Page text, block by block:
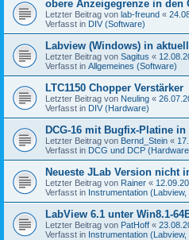
obere Anzeigegrenze in den
Letzter Beitrag von lab-freund «
Verfasst in DIV (Software)
Labview (Windows) in
Letzter Beitrag von Sagitus «
Verfasst in Allgemeines (Software)
LTC1150 Chopper Verstärker
Letzter Beitrag von Neuling «
Verfasst in DIV (Hardware)
DCG-16 mit Bugfix-Platine
Letzter Beitrag von Bernd_Stein «
Verfasst in DCG und DCP
Neueste JLab Version nicht
Letzter Beitrag von Rainer «
Verfasst in Instrumentation
LabView 6.1 unter Win8.1-
Letzter Beitrag von PatHoff «
Verfasst in Instrumentation